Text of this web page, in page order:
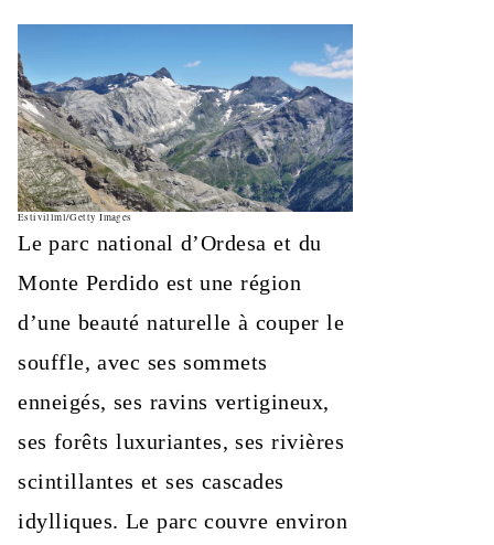
Estivillml/Getty Images
Le parc national d’Ordesa et du
Monte Perdido est une région
d’une beauté naturelle à couper le
souffle, avec ses sommets
enneigés, ses ravins vertigineux,
ses forêts luxuriantes, ses rivières
scintillantes et ses cascades
idylliques. Le parc couvre environ